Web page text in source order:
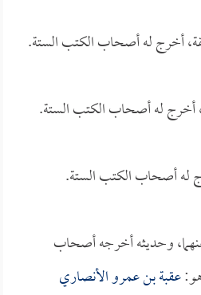
أخرج له أصحاب الكتب الستة.
أخرج له أصحاب الكتب الستة.
له أصحاب الكتب الستة.
وحديثه أخرجه أصحاب
عقبة بن عمرو الأنصاري